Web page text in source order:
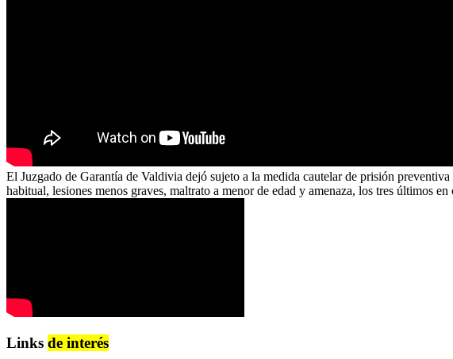
El Juzgado de Garantía de Valdivia dejó sujeto a la medida cautelar de prisión
habitual, lesiones menos graves, maltrato a menor de edad y amenaza, los tres últimos
Links de interés